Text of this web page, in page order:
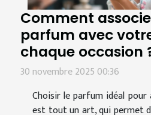
Comment
parfum avec
chaque occasion
30 novembre 2025 00:36
Choisir le parfum idéal pour
est tout un art, qui permet